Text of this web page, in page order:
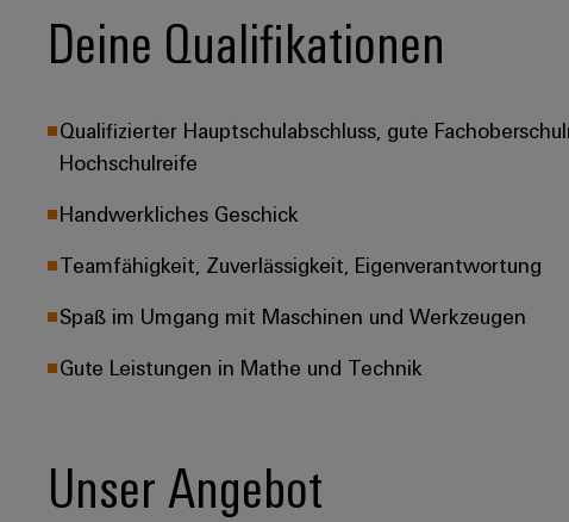
Deine Qualifikationen
Qualifizierter Hauptschulabschluss, gute
Hochschulreife
Handwerkliches Geschick
Teamfähigkeit, Zuverlässigkeit, Eigenverantwortung
Spaß im Umgang mit Maschinen und Werkzeugen
Gute Leistungen in Mathe und Technik
Unser Angebot